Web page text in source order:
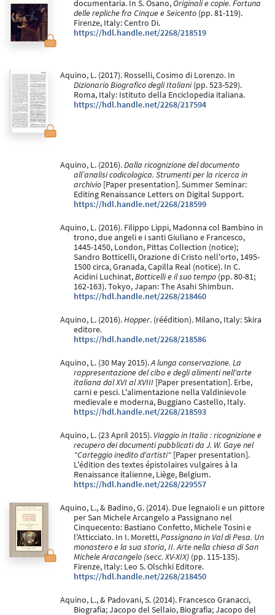
documentaria. In S. Osano,Originali e copie. Fortuna
delle repliche fra Cinque e Seicento (pp. 81-119).
Firenze, Italy: Centro Di.
https://hdl.handle.net/2268/218519
Aquino, L. (2017). Rosselli, Cosimo di Lorenzo. In
Dizionario Biografico degli Italiani(pp. 523-529).
Roma, Italy: Istituto della Enciclopedia italiana.
https://hdl.handle.net/2268/217594
Aquino, L. (2016).Dalla ricognizione del documento
all’analisi codicologica. Strumenti per la ricerca in
archivio [Paper presentation]. Summer Seminar:
Editing Renaissance Letters on Digital Support.
https://hdl.handle.net/2268/218599
Aquino, L. (2016). Filippo Lippi, Madonna col Bambino in
trono, due angeli e i santi Giuliano e Francesco,
1445-1450, London, Pittas Collection (notice);
Sandro Botticelli, Orazione di Cristo nell'orto, 1495-
1500 circa, Granada, Capilla Real (notice). In C.
Acidini Luchinat,Botticelli e il suo tempo (pp. 80-81;
162-163). Tokyo, Japan: The Asahi Shimbun.
https://hdl.handle.net/2268/218460
Aquino, L. (2016).Hopper. (réédition). Milano, Italy: Skira
editore.
https://hdl.handle.net/2268/218586
Aquino, L. (30 May 2015).A lunga conservazione. La
rappresentazione del cibo e degli alimenti nell'arte
italiana dal XVI al XVIII [Paper presentation]. Erbe,
carni e pesci. L'alimentazione nella Valdinievole
medievale e moderna, Buggiano Castello, Italy.
https://hdl.handle.net/2268/218593
Aquino, L. (23 April 2015). Viaggio in Italia : ricognizione e
recupero dei documenti pubblicati da J. W. Gaye nel
"Carteggio inedito d'artisti" [Paper presentation].
L'édition des textes épistolaires vulgaires à la
Renaissance italienne, Liège, Belgium.
https://hdl.handle.net/2268/229557
Aquino, L., & Badino, G. (2014). Due legnaioli e un pittore
per San Michele Arcangelo a Passignano nel
Cinquecento: Bastiano Confetto, Michele Tosini e
l'Atticciato. In I. Moretti,Passignano in Val di Pesa. Un
monastero e la sua storia, II. Arte nella chiesa di San
Michele Aracangelo (secc. XV-XIX) (pp. 115-135).
Firenze, Italy: Leo S. Olschki Editore.
https://hdl.handle.net/2268/218450
Aquino, L., & Padovani, S. (2014). Francesco Granacci,
Biografia; Jacopo del Sellaio, Biografia; Jacopo del